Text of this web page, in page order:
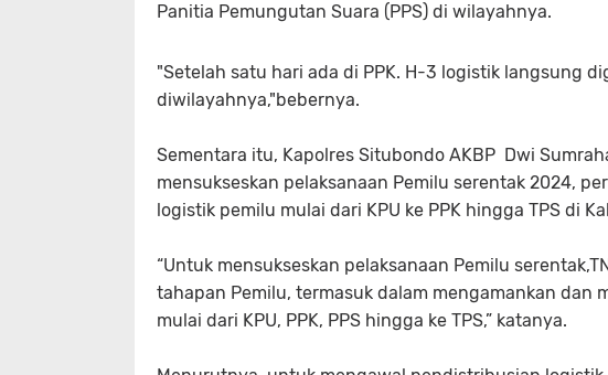
Panitia Pemungutan Suara (PPS) di wilayahnya.
"Setelah satu hari ada di PPK. H-3 logistik langsung
diwilayahnya,"bebernya.
Sementara itu, Kapolres Situbondo AKBP Dwi
mensukseskan pelaksanaan Pemilu serentak 2024,
logistik pemilu mulai dari KPU ke PPK hingga TPS di
“Untuk mensukseskan pelaksanaan Pemilu
tahapan Pemilu, termasuk dalam mengamankan dan
mulai dari KPU, PPK, PPS hingga ke TPS,” katanya.